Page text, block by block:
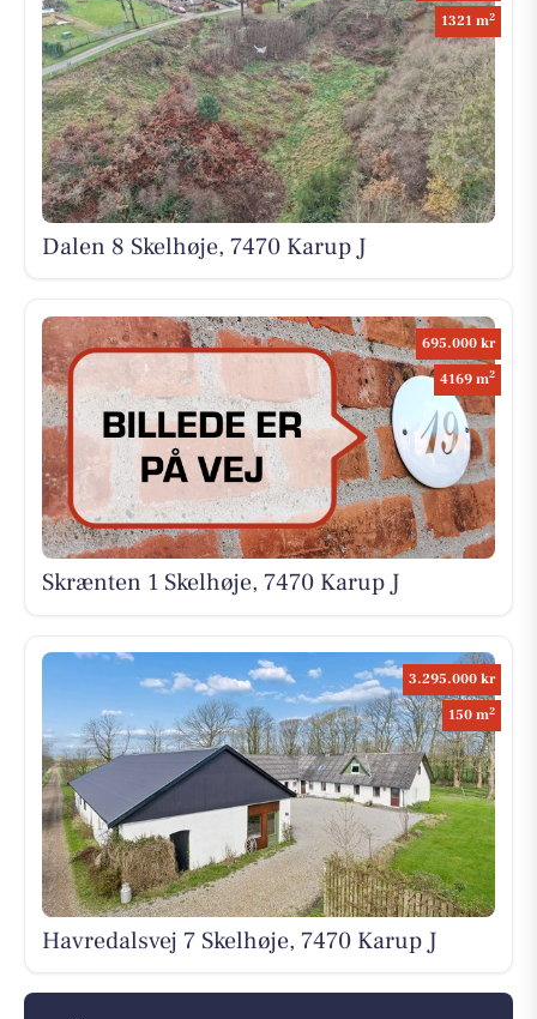
1321 m2
Dalen 8 Skelhøje, 7470 Karup J
695.000 kr
4169 m2
Skrænten 1 Skelhøje, 7470 Karup J
3.295.000 kr
150 m2
Havredalsvej 7 Skelhøje, 7470 Karup J